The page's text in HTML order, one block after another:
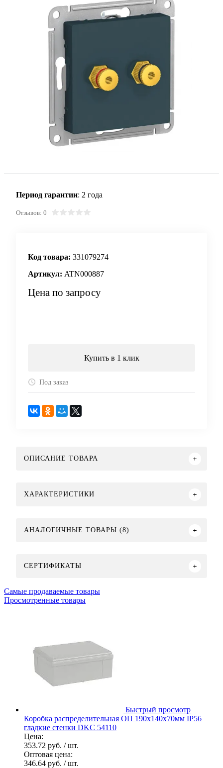
Период гарантии: 2 года
Отзывов: 0
Код товара: 331079274
Артикул: ATN000887
Цена по запросу
Купить в 1 клик
Под заказ
ОПИСАНИЕ ТОВАРА
ХАРАКТЕРИСТИКИ
АНАЛОГИЧНЫЕ ТОВАРЫ (8)
СЕРТИФИКАТЫ
Самые продаваемые товары
Просмотренные товары
Быстрый просмотр
Коробка распределительная ОП 190х140х70мм IP56
гладкие стенки DKC 54110
Цена:
353.72 руб. / шт.
Оптовая цена:
346.64 руб. / шт.